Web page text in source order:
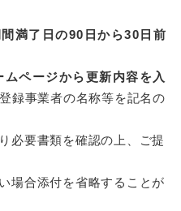
満了日の90日から30日前
ムページから更新内容​を入
録事業者の名称等を記名の
必要書類を確認の上、ご提
場合添付を省略することが